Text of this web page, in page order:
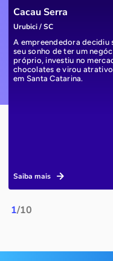
1/10
Cacau Serra
Urubici / SC
A empreendedora decidiu
seu sonho de ter um
próprio, investiu no
chocolates e virou
em Santa Catarina.
Saiba mais